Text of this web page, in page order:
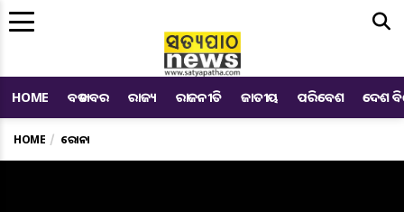
HOME ବଡ ଖବର ରାଜ୍ୟ ରାଜନୀତି ଜାତୀୟ ପରିବେଶ ଦେଶ
HOME କରୋନା